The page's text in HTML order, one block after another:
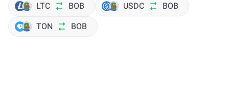
LTC BOB USDC BOB
TON BOB